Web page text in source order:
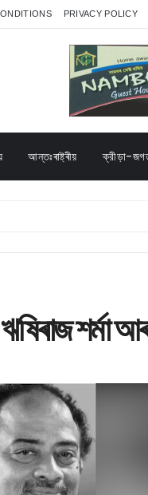
PRIVACY POLICY
আন্তঃৰাষ্ট্ৰীয় ক্রীড়া-
ঋষিৰাজ শৰ্মা